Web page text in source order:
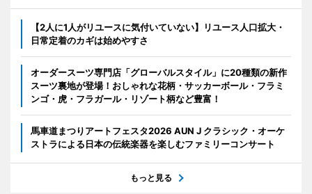
【2人に1人がリユースに気付いていない】リユース人口拡大・
日常定着のカギは始めやすさ
オーダースーツ専門店「グローバルスタイル」に20種類の新作
スーツ裏地が登場！おしゃれな花柄・サッカーボール・フラミ
ンゴ・虎・フラガール・リゾート柄など豊富！
馬車道まつりアートフェスタ2026 AUN J クラシック・オーケ
ストラによる日本の伝統楽器を楽しむファミリーコンサート
もっと見る